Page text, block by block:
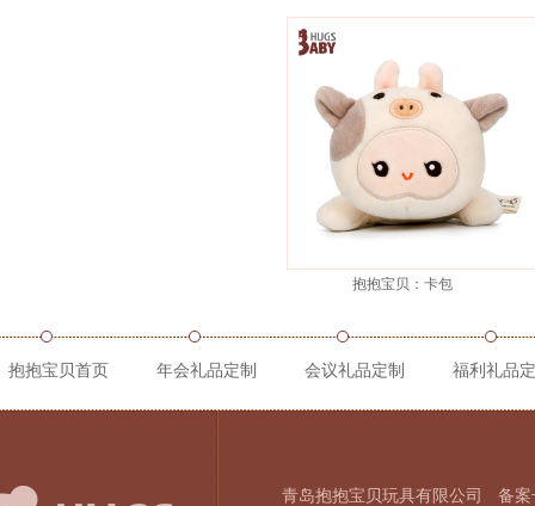
抱抱宝贝：卡包
抱抱宝贝首页 年会礼品定制 会议礼品定制 福利礼品
青岛抱抱宝贝玩具有限公司
备案